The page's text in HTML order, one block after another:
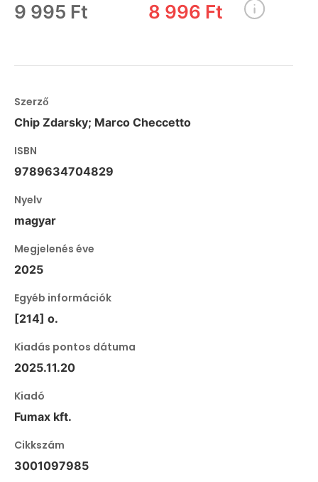
9 995 Ft 8 996 Ft
Szerző
Chip Zdarsky; Marco Checcetto
ISBN
9789634704829
Nyelv
magyar
Megjelenés éve
2025
Egyéb információk
[214] o.
Kiadás pontos dátuma
2025.11.20
Kiadó
Fumax kft.
Cikkszám
3001097985